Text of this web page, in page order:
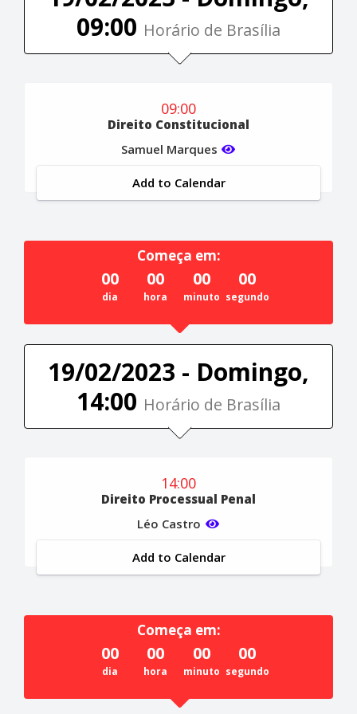
09:00 Horário de Brasília
09:00
Direito Constitucional
Samuel Marques
Add to Calendar
Começa em:
00
dia
00
hora
00
minuto
00
segundo
19/02/2023 - Domingo,
14:00 Horário de Brasília
14:00
Direito Processual Penal
Léo Castro
Add to Calendar
Começa em:
00
dia
00
hora
00
minuto
00
segundo